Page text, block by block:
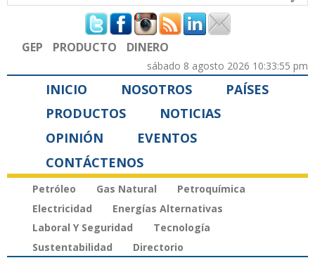
Formulario de búsqueda
GEP PRODUCTO DINERO
sábado 8 agosto 2026 10:33:55 pm
INICIO NOSOTROS
PAÍSES
PRODUCTOS
NOTICIAS
OPINIÓN
EVENTOS
CONTÁCTENOS
Petróleo Gas Natural
Petroquímica
Electricidad
Energías Alternativas
Laboral Y Seguridad
Tecnología
Sustentabilidad
Directorio